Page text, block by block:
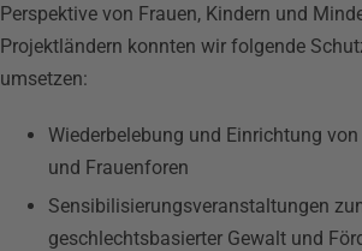
Perspektive von Frauen, Kindern und
Projektländern konnten wir folgende
umsetzen:
Wiederbelebung und Einrichtung
und Frauenforen
Sensibilisierungsveranstaltungen
geschlechtsbasierter Gewalt und